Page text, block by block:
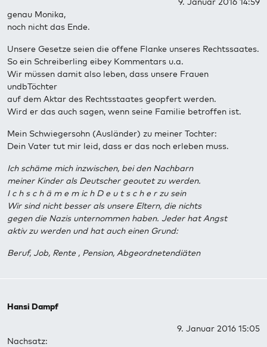
genau Monika,
noch nicht das Ende.
Unsere Gesetze seien die offene Flanke unseres Rechtssaates.
So ein Schreiberling eibey Kommentars u.a.
Wir müssen damit also leben, dass unsere Frauen
undbTöchter
auf dem Aktar des Rechtsstaates geopfert werden.
Wird er das auch sagen, wenn seine Familie betroffen ist.
Mein Schwiegersohn (Ausländer) zu meiner Tochter:
Dein Vater tut mir leid, dass er das noch erleben muss.
Ich schäme mich inzwischen, bei den Nachbarn
meiner Kinder als Deutscher geoutet zu werden.
I c h s c h ä m e m ic h D e u t s c h e r zu sein
Wir sind nicht besser als unsere Eltern, die nichts
gegen die Nazis unternommen haben. Jeder hat Angst
aktiv zu werden und hat auch einen Grund:
Beruf, Job, Rente , Pension, Abgeordnetendiäten
Hansi Dampf
9. Januar 2016 15:05
Nachsatz: